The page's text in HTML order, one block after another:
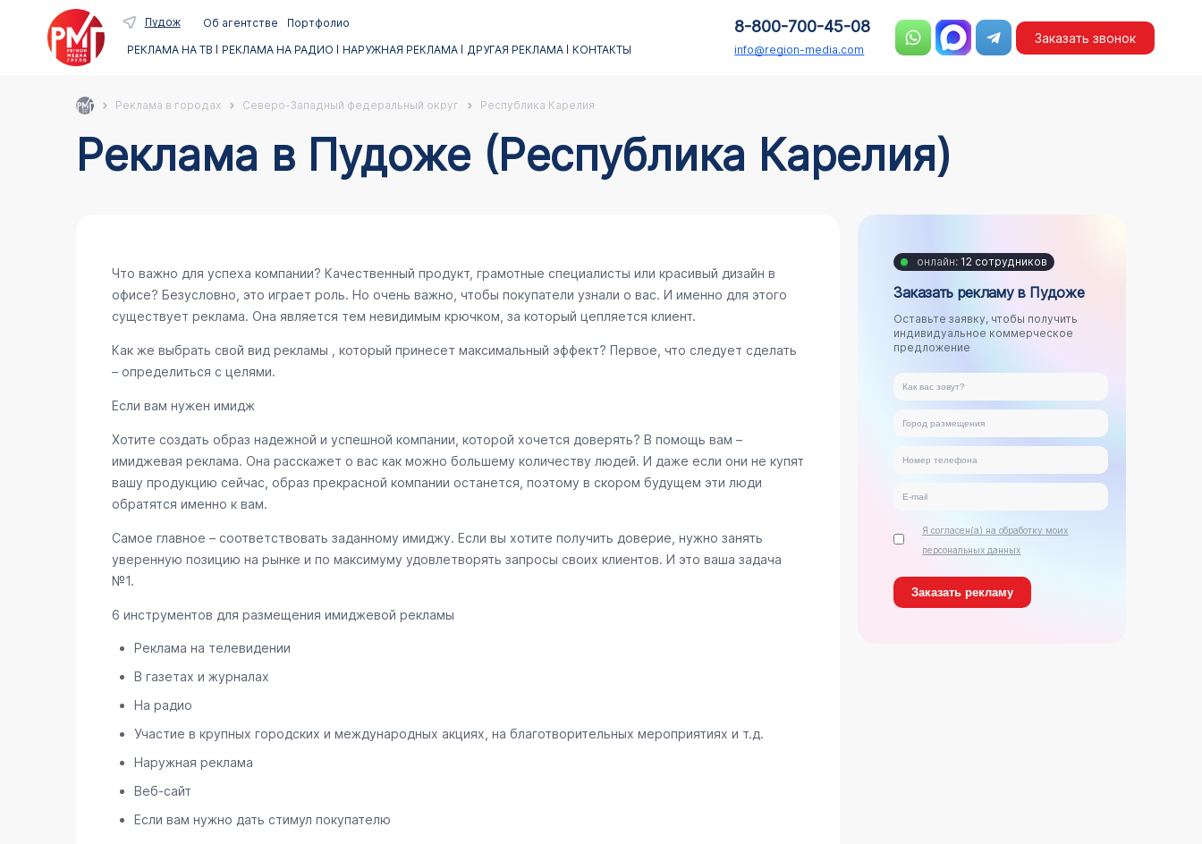
Пудож Об агентстве
Портфолио
РЕКЛАМА НА ТВ
РЕКЛАМА НА РАДИО НАРУЖНАЯ РЕКЛАМА ДРУГАЯ РЕКЛАМА КОНТАКТЫ
8-800-700-45-08
info@region-media.com
Заказать звонок
Реклама в городах Северо-Западный федеральный округ Республика Карелия
Реклама в Пудоже (Республика Карелия)
Что важно для успеха компании? Качественный продукт, грамотные специалисты или красивый дизайн в
офисе? Безусловно, это играет роль. Но очень важно, чтобы покупатели узнали о вас. И именно для этого
существует реклама. Она является тем невидимым крючком, за который цепляется клиент.
Как же выбрать свой вид рекламы , который принесет максимальный эффект? Первое, что следует сделать
– определиться с целями.
Если вам нужен имидж
Хотите создать образ надежной и успешной компании, которой хочется доверять? В помощь вам –
имиджевая реклама. Она расскажет о вас как можно большему количеству людей. И даже если они не купят
вашу продукцию сейчас, образ прекрасной компании останется, поэтому в скором будущем эти люди
обратятся именно к вам.
Самое главное – соответствовать заданному имиджу. Если вы хотите получить доверие, нужно занять
уверенную позицию на рынке и по максимуму удовлетворять запросы своих клиентов. И это ваша задача
№1.
6 инструментов для размещения имиджевой рекламы
Реклама на телевидении
В газетах и журналах
На радио
Участие в крупных городских и международных акциях, на благотворительных мероприятиях и т.д.
Наружная реклама
Веб-сайт
Если вам нужно дать стимул покупателю
онлайн: 12 сотрудников
Заказать рекламу в Пудоже
Оставьте заявку, чтобы получить
индивидуальное коммерческое
предложение
Я согласен(а) на обработку моих
персональных данных